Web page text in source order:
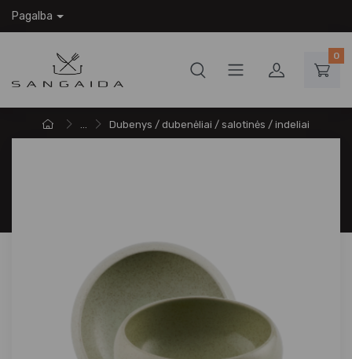
Pagalba
0
... Dubenys / dubenėliai / salotinės / indeliai